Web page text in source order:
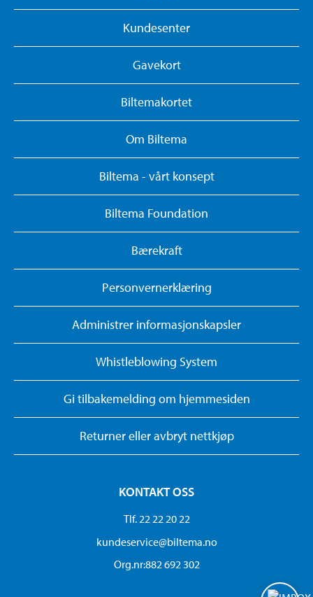
Kundesenter
Gavekort
Biltemakortet
Om Biltema
Biltema - vårt konsept
Biltema Foundation
Bærekraft
Personvernerklæring
Administrer informasjonskapsler
Whistleblowing System
Gi tilbakemelding om hjemmesiden
Returner eller avbryt nettkjøp
KONTAKT OSS
Tlf. 22 22 20 22
kundeservice@biltema.no
Org.nr:882 692 302